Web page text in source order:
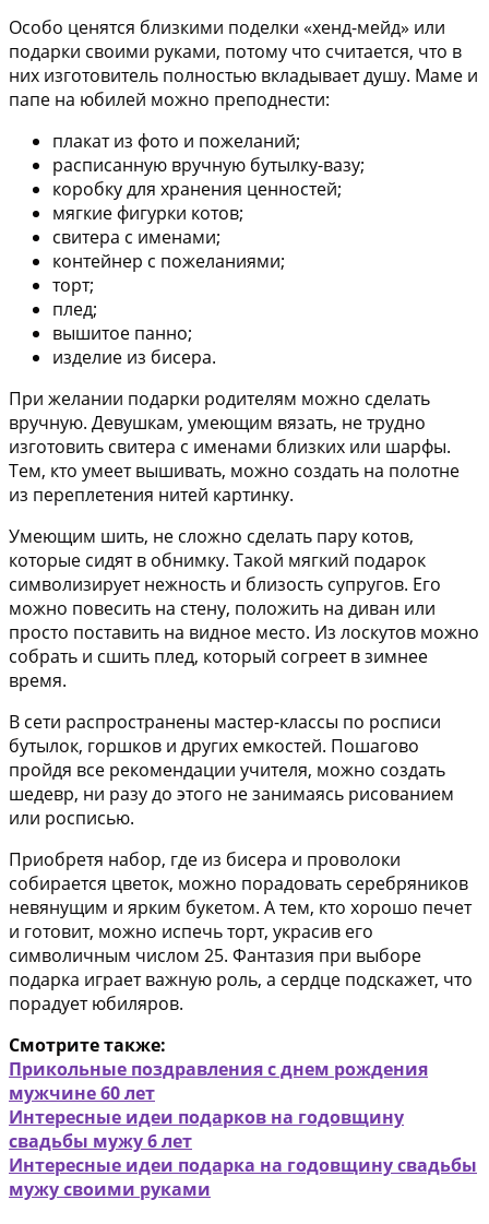
Особо ценятся близкими поделки «хенд-мейд» или
подарки своими руками, потому что считается, что в
них изготовитель полностью вкладывает душу. Маме и
папе на юбилей можно преподнести:
плакат из фото и пожеланий;
расписанную вручную бутылку-вазу;
коробку для хранения ценностей;
мягкие фигурки котов;
свитера с именами;
контейнер с пожеланиями;
торт;
плед;
вышитое панно;
изделие из бисера.
При желании подарки родителям можно сделать
вручную. Девушкам, умеющим вязать, не трудно
изготовить свитера с именами близких или шарфы.
Тем, кто умеет вышивать, можно создать на полотне
из переплетения нитей картинку.
Умеющим шить, не сложно сделать пару котов,
которые сидят в обнимку. Такой мягкий подарок
символизирует нежность и близость супругов. Его
можно повесить на стену, положить на диван или
просто поставить на видное место. Из лоскутов можно
собрать и сшить плед, который согреет в зимнее
время.
В сети распространены мастер-классы по росписи
бутылок, горшков и других емкостей. Пошагово
пройдя все рекомендации учителя, можно создать
шедевр, ни разу до этого не занимаясь рисованием
или росписью.
Приобретя набор, где из бисера и проволоки
собирается цветок, можно порадовать серебряников
невянущим и ярким букетом. А тем, кто хорошо печет
и готовит, можно испечь торт, украсив его
символичным числом 25. Фантазия при выборе
подарка играет важную роль, а сердце подскажет, что
порадует юбиляров.
Смотрите также:
Прикольные поздравления с днем рождения
мужчине 60 лет
Интересные идеи подарков на годовщину
свадьбы мужу 6 лет
Интересные идеи подарка на годовщину свадьбы
мужу своими руками